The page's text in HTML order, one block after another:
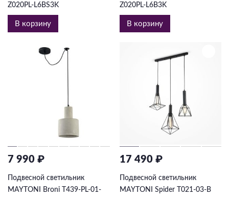
Z020PL-L6BS3K
В корзину
Z020PL-L6B3K
В корзину
7 990 ₽
Подвесной светильник
MAYTONI Broni T439-PL-01-
17 490 ₽
Подвесной светильник
MAYTONI Spider T021-03-B